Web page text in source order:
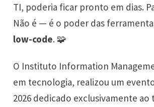
TI, poderia ficar pronto em dias.
Não é — é o poder das
low-code. 🧩
O Instituto Information
em tecnologia, realizou um
2026 dedicado exclusivamente ao